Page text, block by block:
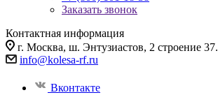
Заказать звонок
Контактная информация
г. Москва, ш. Энтузиастов, 2 строение 37.
info@kolesa-rf.ru
Вконтакте